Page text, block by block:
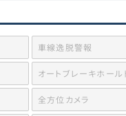
車線逸脱警報
オートブレーキホール
全方位カメラ